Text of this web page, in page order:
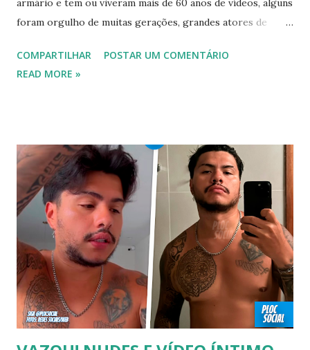
armário e tem ou viveram mais de 60 anos de vídeos, alguns
foram orgulho de muitas gerações, grandes atores de
foram gays, bissexuais ou algo mais. 20 GAYS IDOSOS •
FAMOSOS GAYS QUE SAIRAM DO ARMÁRIO E SE
00:04 Abertura do vídeo: 00:15 AVISO 00:18 Não é
recomendado “retirar alguém do armário”, sexualidade e
tempo é algo particular de cada indivíduo, cabendo somente
a ele sair ou não. As pessoas mencionadas nesse vídeo
escolheram ser públicas e antes deste TODAS já tiveram a
sexualidade exposta. MAIORES DE 60 ANOS Tuca Andrada
00:41 Famosos foi flagrado beijando outro homem no
carnaval do Rio Alexandre Frota 00:56 Ator se diz hetero,
mas fez filmes com tr...
COMPARTILHAR
POSTAR UM COMENTÁRIO
READ MORE »